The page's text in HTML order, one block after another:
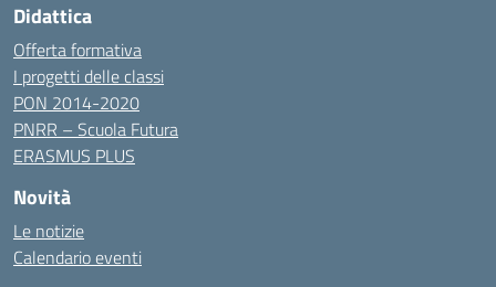
Didattica
Offerta formativa
I progetti delle classi
PON 2014-2020
PNRR – Scuola Futura
ERASMUS PLUS
Novità
Le notizie
Calendario eventi